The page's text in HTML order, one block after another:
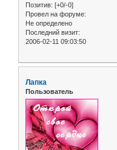
Позитив: [+0/-0]
Провел на форуме:
Не определено
Последний визит:
2006-02-11 09:03:50
Лапка
Пользователь